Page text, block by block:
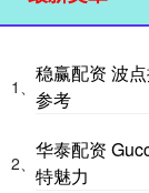
1、
稳赢配资 波
参考
2、
华泰配资
特魅力